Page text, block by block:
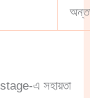
এ সহায়তা